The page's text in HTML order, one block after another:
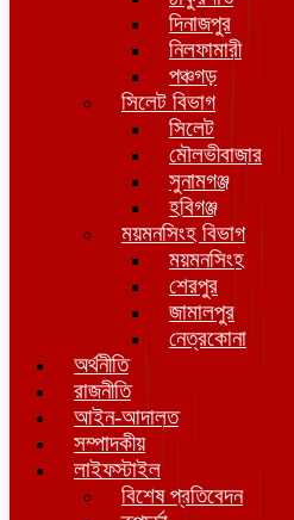
দিনাজপুর
নিলফামারী
পঞ্চগড়
সিলেট বিভাগ
সিলেট
মৌলভীবাজার
সুনামগঞ্জ
হবিগঞ্জ
ময়মনসিংহ বিভাগ
ময়মনসিংহ
শেরপুর
জামালপুর
নেত্রকোনা
অর্থনীতি
রাজনীতি
আইন-আদালত
সম্পাদকীয়
লাইফস্টাইল
বিশেষ প্রতিবেদন